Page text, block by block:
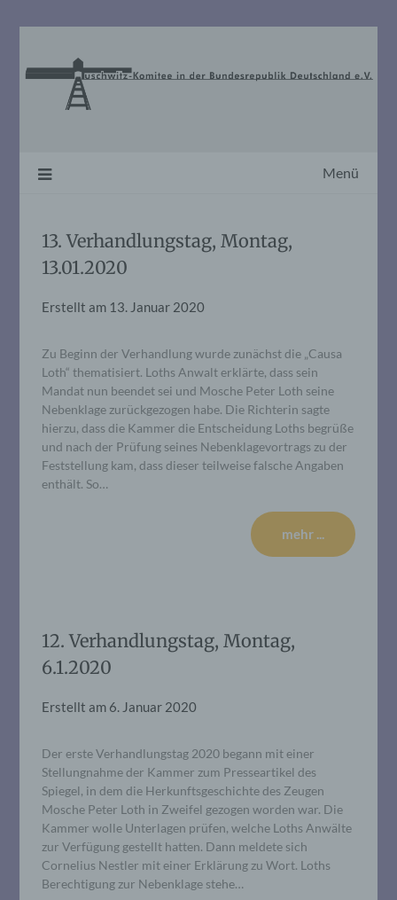
Menü
13. Verhandlungstag, Montag,
13.01.2020
Erstellt am 13. Januar 2020
Zu Beginn der Verhandlung wurde zunächst die „Causa
Loth“ thematisiert. Loths Anwalt erklärte, dass sein
Mandat nun beendet sei und Mosche Peter Loth seine
Nebenklage zurückgezogen habe. Die Richterin sagte
hierzu, dass die Kammer die Entscheidung Loths begrüße
und nach der Prüfung seines Nebenklagevortrags zu der
Feststellung kam, dass dieser teilweise falsche Angaben
enthält. So…
mehr ...
12. Verhandlungstag, Montag,
6.1.2020
Erstellt am 6. Januar 2020
Der erste Verhandlungstag 2020 begann mit einer
Stellungnahme der Kammer zum Presseartikel des
Spiegel, in dem die Herkunftsgeschichte des Zeugen
Mosche Peter Loth in Zweifel gezogen worden war. Die
Kammer wolle Unterlagen prüfen, welche Loths Anwälte
zur Verfügung gestellt hatten. Dann meldete sich
Cornelius Nestler mit einer Erklärung zu Wort. Loths
Berechtigung zur Nebenklage stehe…